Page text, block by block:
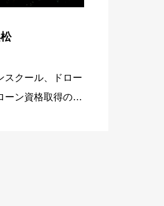
スクール、ドロー
ーン資格取得のみ